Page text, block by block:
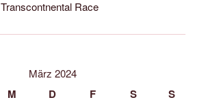
Race
März 2024
M D F S S